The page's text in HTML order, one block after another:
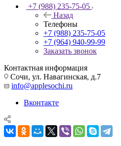
+7 (988) 235-75-05
Назад
Телефоны
+7 (988) 235-75-05
+7 (964) 940-99-99
Заказать звонок
Контактная информация
Сочи, ул. Навагинская, д.7
info@applesochi.ru
Вконтакте